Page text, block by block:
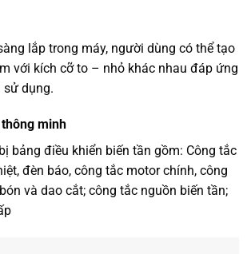
lắp trong máy, người dùng có thể tạo
với kích cỡ to – nhỏ khác nhau đáp ứng
sử dụng.
minh
bảng điều khiển biến tần gồm: Công tắc
đèn báo, công tắc motor chính, công
và dao cắt; công tắc nguồn biến tần;